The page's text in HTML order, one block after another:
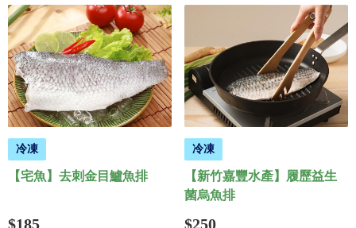
冷凍
【宅魚】去刺金目鱸魚排
$185
冷凍
【新竹嘉豐水產】履歷益生
菌烏魚排
$250